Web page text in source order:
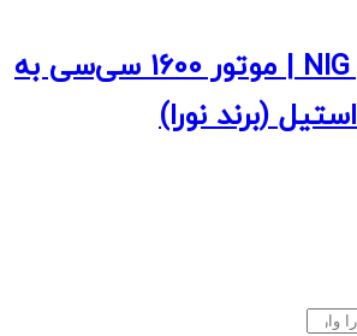
منبع اگزوز NIG | موتور 1600‌ سی‌سی به
(برند نورا)